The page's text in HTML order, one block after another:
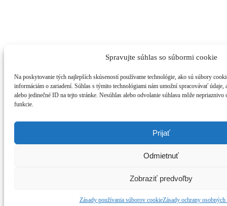
Spravujte súhlas so súbormi cookie
Na poskytovanie tých najlepších skúseností používame technológie, ako sú súbory
informáciám o zariadení. Súhlas s týmito technológiami nám umožní spracovávať údaje,
alebo jedinečné ID na tejto stránke. Nesúhlas alebo odvolanie súhlasu môže
funkcie.
Prijať
Odmietnuť
Zobraziť predvoľby
Zásady používania súborov cookieZásady ochrany osobných